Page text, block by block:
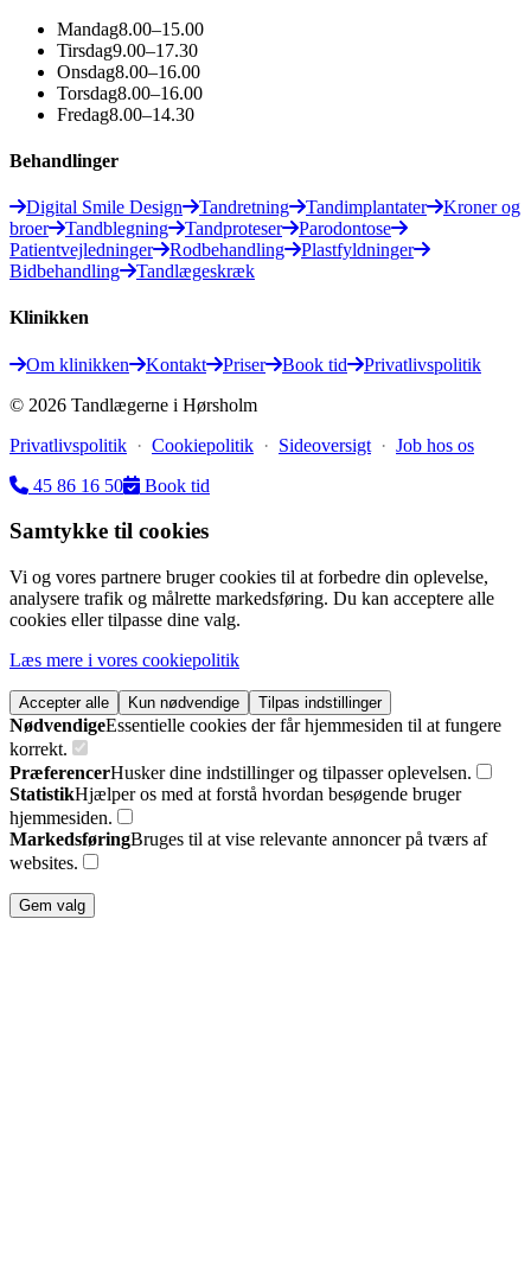
Mandag8.00–15.00
Tirsdag9.00–17.30
Onsdag8.00–16.00
Torsdag8.00–16.00
Fredag8.00–14.30
Behandlinger
Digital Smile Design Tandretning Tandimplantater
Kroner og
broer
Tandblegning Tandproteser
Parodontose
Patientvejledninger
Rodbehandling
Plastfyldninger
Bidbehandling
Tandlægeskræk
Klinikken
Om klinikken Kontakt Priser Book tid
Privatlivspolitik
© 2026 Tandlægerne i Hørsholm
Privatlivspolitik · Cookiepolitik · Sideoversigt · Job hos os
45 86 16 50
Book tid
Samtykke til cookies
Vi og vores partnere bruger cookies til at forbedre din oplevelse,
analysere trafik og målrette markedsføring. Du kan acceptere alle
cookies eller tilpasse dine valg.
Læs mere i vores cookiepolitik
Accepter alle Kun nødvendige Tilpas indstillinger
NødvendigeEssentielle cookies der får hjemmesiden til at fungere
korrekt.
PræferencerHusker dine indstillinger og tilpasser oplevelsen.
StatistikHjælper os med at forstå hvordan besøgende bruger
hjemmesiden.
MarkedsføringBruges til at vise relevante annoncer på tværs af
websites.
Gem valg